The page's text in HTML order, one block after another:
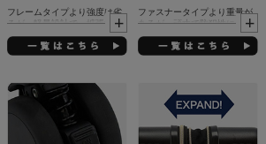
フレームタイプより強度は劣
るが、軽量設計で、拡張機能
やフロントポケット等の付加
機能付きが多い
ファスナータイプより重量が
あるが、頑丈で防犯性に優
れ、ロック解除もワンタッチ
解除なので素早い開閉が可能